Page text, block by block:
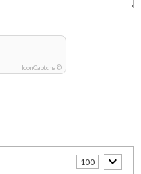
IconCaptcha ©
100